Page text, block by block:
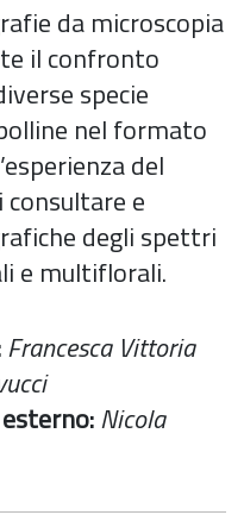
da microscopia
il confronto
specie
nel formato
del
e
degli spettri
e multiflorali.
Francesca Vittoria
Nicola